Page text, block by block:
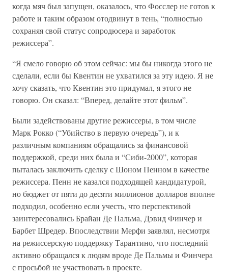
когда мяч был запущен, оказалось, что Фосслер не готов к
работе и таким образом отодвинут в тень, “полностью
сохраняя свой статус сопродюсера и заработок
режиссера”.
“Я смело говорю об этом сейчас: мы бы никогда этого не
сделали, если бы Квентин не ухватился за эту идею. Я не
хочу сказать, что Квентин это придумал, я этого не
говорю. Он сказал: “Вперед, делайте этот фильм”.
Были задействованы другие режиссеры, в том числе
Марк Рокко (“Убийство в первую очередь”), и к
различным компаниям обращались за финансовой
поддержкой, среди них была и “Сиби-2000”, которая
пыталась заключить сделку с Шоном Пенном в качестве
режиссера. Пенн не казался подходящей кандидатурой,
но бюджет от пяти до десяти миллионов долларов вполне
подходил, особенно если учесть, что перспективой
заинтересовались Брайан Де Пальма, Дэвид Финчер и
Барбет Шредер. Впоследствии Мерфи заявлял, несмотря
на режиссерскую поддержку Тарантино, что последний
активно обращался к людям вроде Де Пальмы и Финчера
с просьбой не участвовать в проекте.